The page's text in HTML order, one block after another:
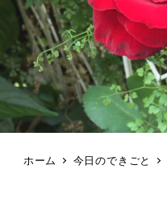
ホーム 今日のできごと